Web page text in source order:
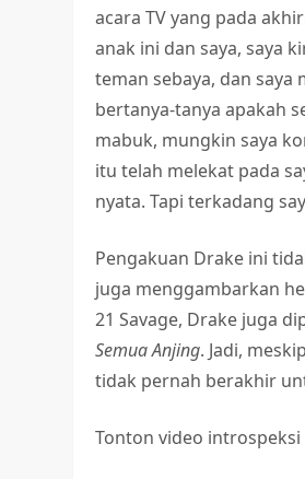
acara TV yang pada
anak ini dan saya, saya
teman sebaya, dan saya
bertanya-tanya apakah
mabuk, mungkin saya
itu telah melekat pada
nyata. Tapi terkadang
Pengakuan Drake ini
juga menggambarkan
21 Savage, Drake juga
Semua Anjing. Jadi,
tidak pernah berakhir
Tonton video